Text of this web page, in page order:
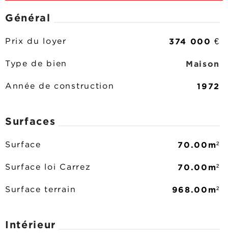
Général
Prix du loyer 374 000 €
Type de bien Maison
Année de construction 1972
Surfaces
Surface 70.00m²
Surface loi Carrez 70.00m²
Surface terrain 968.00m²
Intérieur